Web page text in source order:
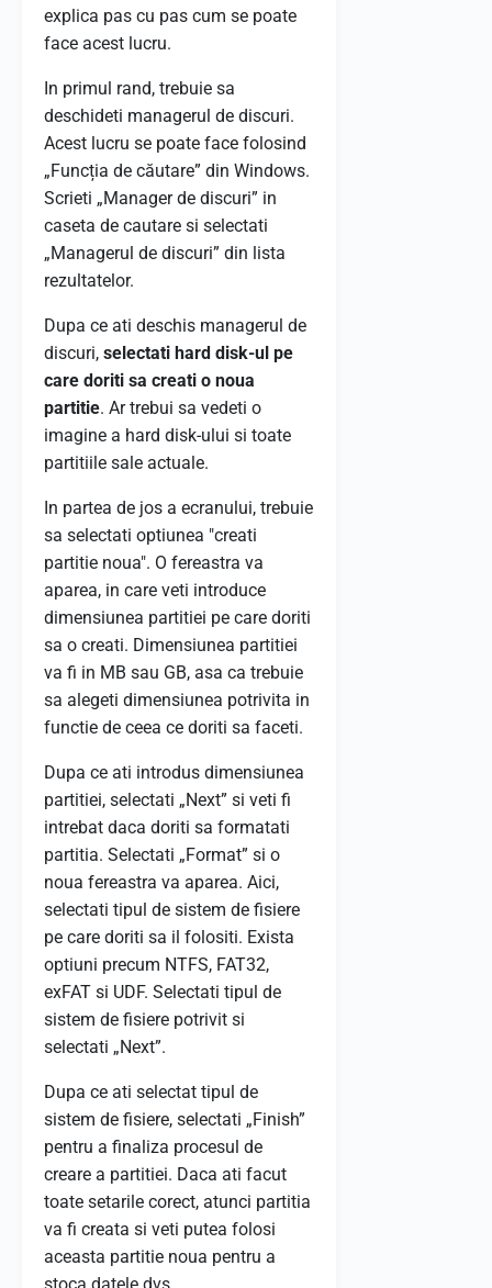
explica pas cu pas cum se poate
face acest lucru.
In primul rand, trebuie sa
deschideti managerul de discuri.
Acest lucru se poate face folosind
„Funcția de căutare” din Windows.
Scrieti „Manager de discuri” in
caseta de cautare si selectati
„Managerul de discuri” din lista
rezultatelor.
Dupa ce ati deschis managerul de
discuri, selectati hard disk-ul pe
care doriti sa creati o noua
partitie. Ar trebui sa vedeti o
imagine a hard disk-ului si toate
partitiile sale actuale.
In partea de jos a ecranului, trebuie
sa selectati optiunea "creati
partitie noua". O fereastra va
aparea, in care veti introduce
dimensiunea partitiei pe care doriti
sa o creati. Dimensiunea partitiei
va fi in MB sau GB, asa ca trebuie
sa alegeti dimensiunea potrivita in
functie de ceea ce doriti sa faceti.
Dupa ce ati introdus dimensiunea
partitiei, selectati „Next” si veti fi
intrebat daca doriti sa formatati
partitia. Selectati „Format” si o
noua fereastra va aparea. Aici,
selectati tipul de sistem de fisiere
pe care doriti sa il folositi. Exista
optiuni precum NTFS, FAT32,
exFAT si UDF. Selectati tipul de
sistem de fisiere potrivit si
selectati „Next”.
Dupa ce ati selectat tipul de
sistem de fisiere, selectati „Finish”
pentru a finaliza procesul de
creare a partitiei. Daca ati facut
toate setarile corect, atunci partitia
va fi creata si veti putea folosi
aceasta partitie noua pentru a